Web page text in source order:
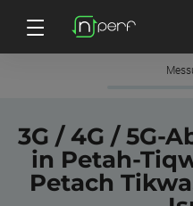
3G / 4G / 5G-
in Petah-
Petach